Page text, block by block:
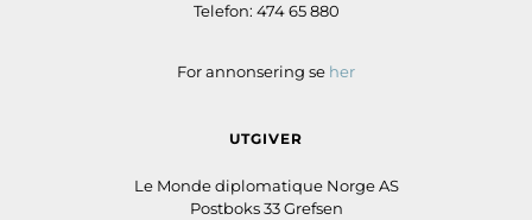
Telefon: 474 65 880
For annonsering se her
UTGIVER
Le Monde diplomatique Norge AS
Postboks 33 Grefsen